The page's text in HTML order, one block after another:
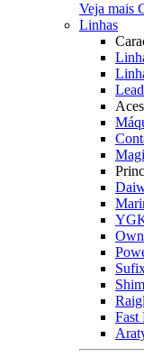
Veja mais
Linhas
Fast